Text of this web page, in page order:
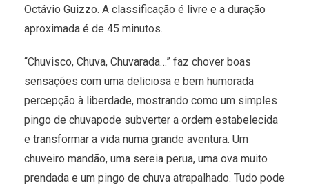
Octávio Guizzo. A classificação é livre e a duração
aproximada é de 45 minutos.
“Chuvisco, Chuva, Chuvarada…” faz chover boas
sensações com uma deliciosa e bem humorada
percepção à liberdade, mostrando como um simples
pingo de chuvapode subverter a ordem estabelecida
e transformar a vida numa grande aventura. Um
chuveiro mandão, uma sereia perua, uma ova muito
prendada e um pingo de chuva atrapalhado. Tudo pode